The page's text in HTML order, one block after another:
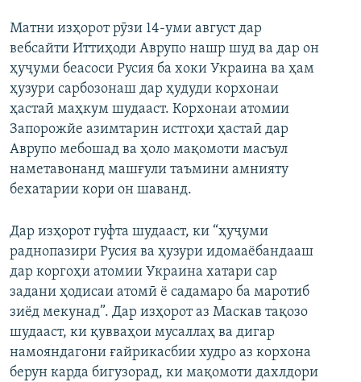
Матни изҳорот рӯзи 14-уми август дар
вебсайти Иттиҳоди Аврупо нашр шуд ва дар он
ҳуҷуми беасоси Русия ба хоки Украина ва ҳам
ҳузури сарбозонаш дар ҳудуди корхонаи
ҳастаӣ маҳкум шудааст. Корхонаи атомии
Запорожйе азимтарин истгоҳи ҳастаӣ дар
Аврупо мебошад ва ҳоло мақомоти масъул
наметавонанд машғули таъмини амнияту
бехатарии кори он шаванд.
Дар изҳорот гуфта шудааст, ки “ҳуҷуми
раднопазири Русия ва ҳузури идомаёбандааш
дар коргоҳи атомии Украина хатари сар
задани ҳодисаи атомӣ ё садамаро ба маротиб
зиёд мекунад”. Дар изҳорот аз Маскав тақозо
шудааст, ки қувваҳои мусаллаҳ ва дигар
намояндагони ғайрикасбии худро аз корхона
берун карда бигузорад, ки мақомоти дахлдори